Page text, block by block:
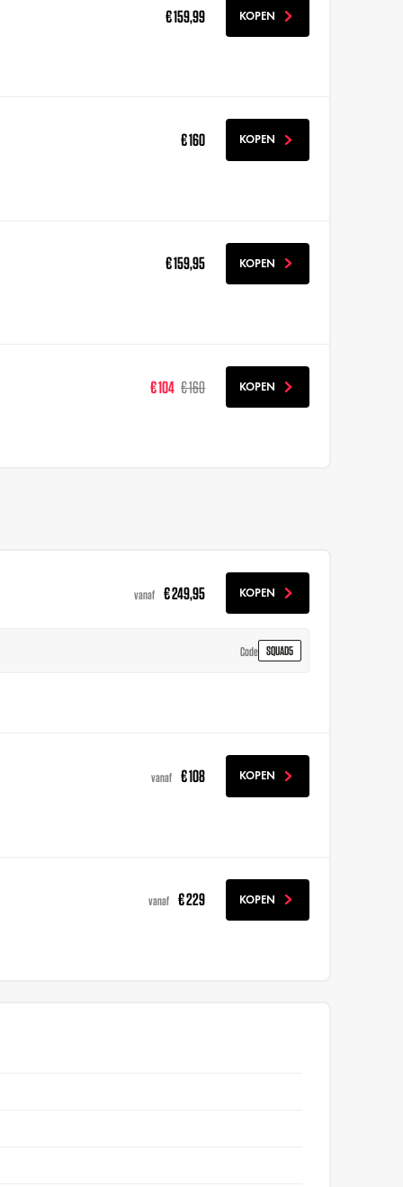
€ 159,99 KOPEN
€ 160 KOPEN
€ 159,95 KOPEN
€ 104 € 160 KOPEN
vanaf € 249,95 KOPEN
Code SQUAD5
vanaf € 108 KOPEN
vanaf € 229 KOPEN